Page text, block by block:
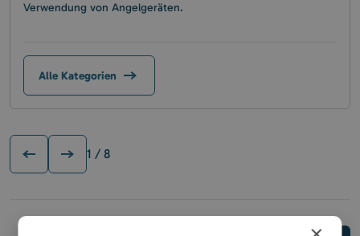
Verwendung von Angelgeräten.
Alle Kategorien
1 / 8